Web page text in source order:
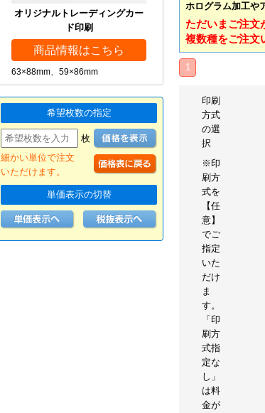
オリジナルトレーディングカー
ド印刷
商品情報はこちら
63×88mm、59×86mm
希望枚数の指定
枚
細かい単位で注文
いただけます。
単価表示の切替
ホログラム加工や
ただいまご注文
複数種をご注文
1
印刷
方式
の選
択
※印
刷方
式を
【任
意】
でご
指定
いた
だけ
ま
す。
「印
刷方
式指
定な
し」
は料
金が